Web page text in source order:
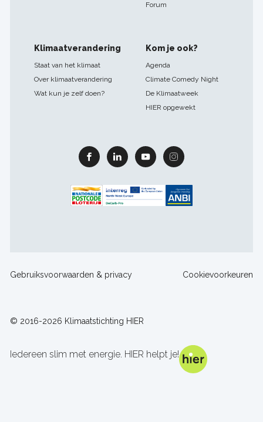
Forum
Klimaatverandering
Staat van het klimaat
Over klimaatverandering
Wat kun je zelf doen?
Kom je ook?
Agenda
Climate Comedy Night
De Klimaatweek
HIER opgewekt
Facebook Linkedin Youtube Instagram
Footer
Gebruiksvoorwaarden & privacy Cookievoorkeuren
© 2016-2026 Klimaatstichting HIER
Iedereen slim met energie. HIER helpt je!